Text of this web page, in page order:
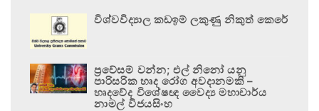
විශ්වවිද්‍යාල කඩඉම් ලකුණු නිකුත් කෙරේ
ප්‍රවේසම් වන්න; එල් නිනෝ යනු
පාරිසරික හෘද රෝග අවදානමකි –
හෘදවේද විශේෂඥ වෛද්‍ය මහාචාර්ය
නාමල් විජයසිංහ